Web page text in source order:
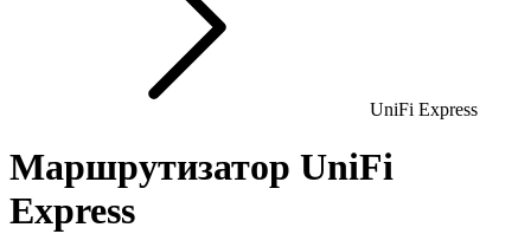
UniFi Express
Маршрутизатор UniFi
Express